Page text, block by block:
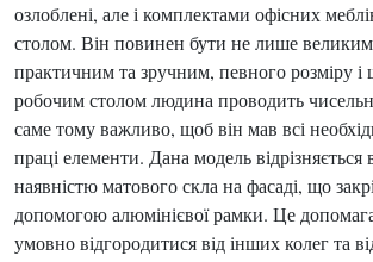
озлоблені, але і комплектами офісних
столом. Він повинен бути не лише
практичним та зручним, певного розміру і
робочим столом людина проводить
саме тому важливо, щоб він мав всі
праці елементи. Дана модель відрізняється
наявністю матового скла на фасаді, що
допомогою алюмінієвої рамки. Це
умовно відгородитися від інших колег та